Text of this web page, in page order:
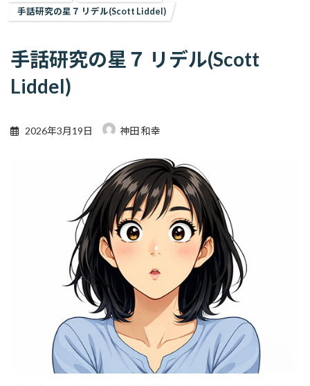
手話研究の星７ リデル(Scott Liddel)
手話研究の星７ リデル(Scott
Liddel)
2026年3月19日 神田 和幸